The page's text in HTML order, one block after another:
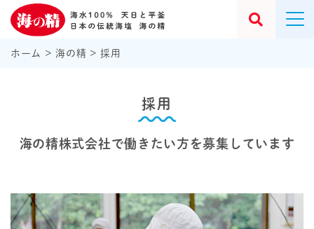
ホーム >海の精 >採用
採用
海の精株式会社で働きたい方を募集しています